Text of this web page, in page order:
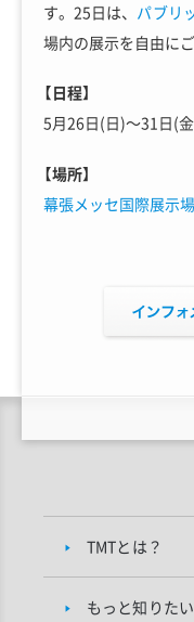
す。25日は、 パブリ
場内の展示を自由に
【日程】
5月26日(日)～31日(
【場所】
幕張メッセ国際展示
TMTとは？
もっと知りた